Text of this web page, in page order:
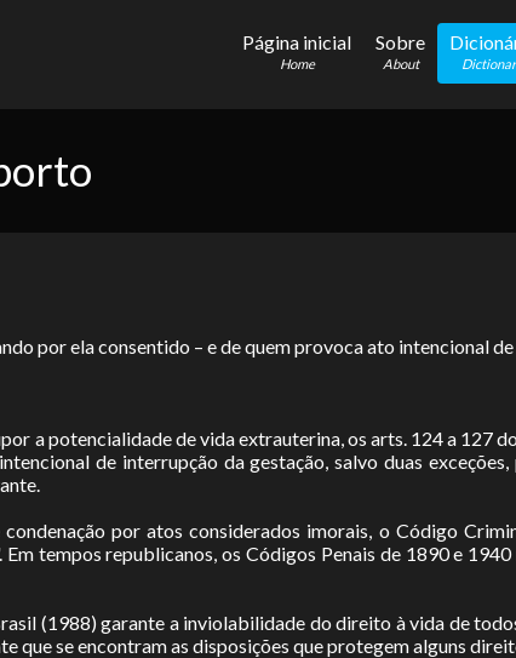
Página inicial
Home
Sobre
About
por ela consentido – e de quem provoca ato intencional
a potencialidade de vida extrauterina, os arts. 124 a 127
de interrupção da gestação, salvo duas
por atos considerados imorais, o Código
tempos republicanos, os Códigos Penais de 1890 e
(1988) garante a inviolabilidade do direito à vida de
que se encontram as disposições que protegem alguns